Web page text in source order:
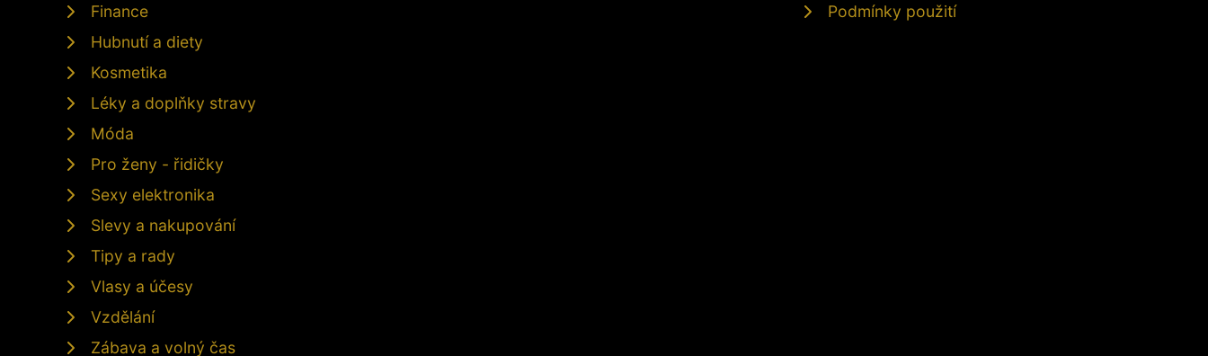
Finance
Hubnutí a diety
Kosmetika
Léky a doplňky stravy
Móda
Pro ženy - řidičky
Sexy elektronika
Slevy a nakupování
Tipy a rady
Vlasy a účesy
Vzdělání
Zábava a volný čas
Podmínky použití